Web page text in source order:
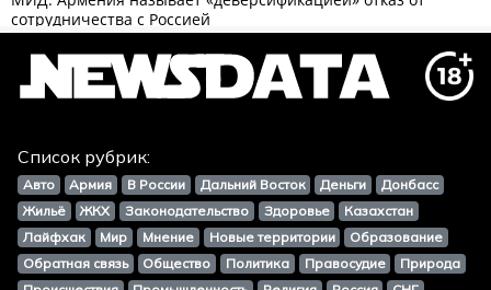
Список рубрик:
Авто Армия В России Дальний Восток Деньги
Донбасс
Жильё
ЖКХ Законодательство Здоровье
Казахстан
Лайфхак
Мир Мнение Новые территории
Образование
Обратная связь
Общество Политика Правосудие
Природа